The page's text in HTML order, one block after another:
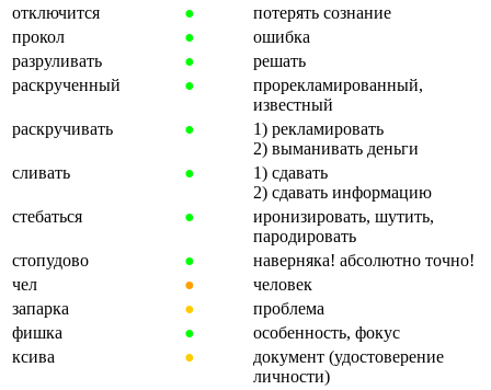
отключится
●
потерять сознание
прокол
●
ошибка
разруливать
●
решать
раскрученный
●
прорекламированный,
известный
раскручивать
●
1) рекламировать
2) выманивать деньги
сливать
●
1) сдавать
2) сдавать информацию
стебаться
●
иронизировать, шутить,
пародировать
стопудово
●
наверняка! абсолютно точно!
чел
●
человек
запарка
●
проблема
фишка
●
особенность, фокус
ксива
●
документ (удостоверение
личности)